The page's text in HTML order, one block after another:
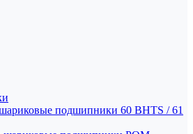
подшипники 60 BHTS / 61